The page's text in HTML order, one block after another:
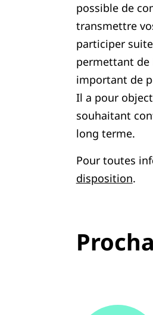
possible de
transmettre
participer suite
permettant de
important de
Il a pour
souhaitant
long terme.
Pour toutes
disposition.